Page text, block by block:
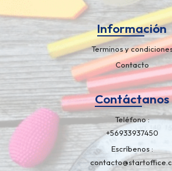
Información
Terminos y
Contacto
Contáctanos
Teléfono
+56933937450
Escríbenos